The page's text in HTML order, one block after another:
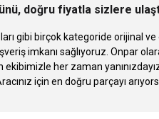
doğru fiyatla sizlere
gibi birçok kategoride orijinal
imkanı sağlıyoruz. Onpar
her zaman
için en doğru parçayı